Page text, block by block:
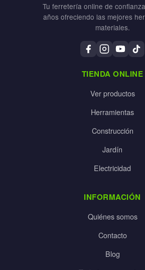
Tu ferretería online de
años ofreciendo las mejores
materiales.
TIENDA ONLINE
Ver productos
Herramientas
Construcción
Jardín
Electricidad
INFORMACIÓN
Quiénes somos
Contacto
Blog